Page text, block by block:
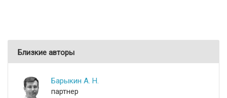
Близкие авторы
Барыкин А. Н.
партнер